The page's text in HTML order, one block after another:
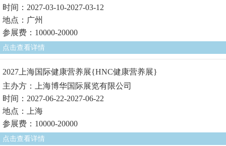
时间：2027-03-10-2027-03-12
地点：广州
参展费：10000-20000
点击查看详情
2027上海国际健康营养展{HNC健康营养展}
主办方：上海博华国际展览有限公司
时间：2027-06-22-2027-06-22
地点：上海
参展费：10000-20000
点击查看详情